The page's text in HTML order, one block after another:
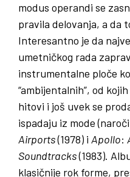
modus operandi se
pravila delovanja, a da
Interesantno je da
umetničkog rada
instrumentalne ploče
“ambijentalnih”, od
hitovi i još uvek se
ispadaju iz mode
Airports(1978) i Apollo:
Soundtracks(1983).
klasičnije rok forme,